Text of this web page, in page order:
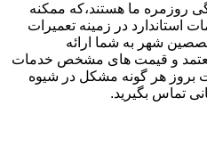
روزمره ما هستند،که ممکنه
در زمینه تعمیرات
شهر به شما ارائه
معتمد و قیمت های مشخص خدمات
بروز هر گونه مشکل در شیوه
تماس بگیرید.